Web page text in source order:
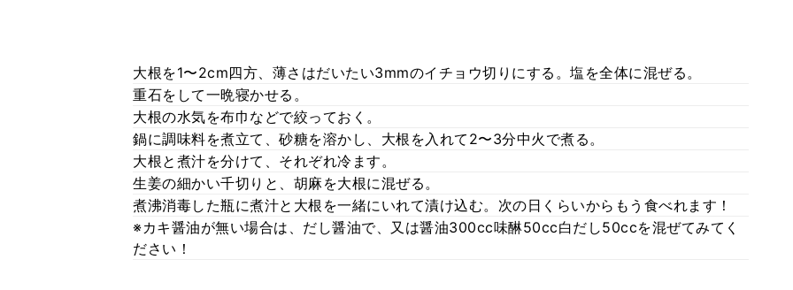
大根を1〜2cm四方、薄さはだいたい3mmのイチョウ切りにする。塩を全体に混ぜる。
重石をして一晩寝かせる。
大根の水気を布巾などで絞っておく。
鍋に調味料を煮立て、砂糖を溶かし、大根を入れて2〜3分中火で煮る。
大根と煮汁を分けて、それぞれ冷ます。
生姜の細かい千切りと、胡麻を大根に混ぜる。
煮沸消毒した瓶に煮汁と大根を一緒にいれて漬け込む。次の日くらいからもう食べれます！
※カキ醤油が無い場合は、だし醤油で、又は醤油300cc味醂50cc白だし50ccを混ぜてみてく
ださい！